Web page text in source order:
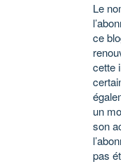
Le
ce
cette
un
son
pas